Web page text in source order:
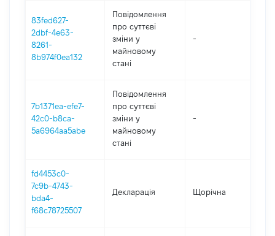
83fed627-
2dbf-4e63-
8261-
8b974f0ea132
Повідомлення
про суттєві
зміни y
майновому
стані
-
7b1371ea-efe7-
42c0-b8ca-
5a6964aa5abe
Повідомлення
про суттєві
зміни y
майновому
стані
-
fd4453c0-
7c9b-4743-
bda4-
f68c78725507
Декларація Щорічна